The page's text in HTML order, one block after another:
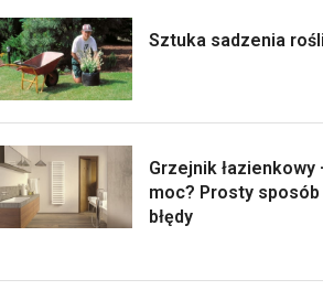
Sztuka sadzenia
Grzejnik łazienkowy
moc? Prosty
błędy